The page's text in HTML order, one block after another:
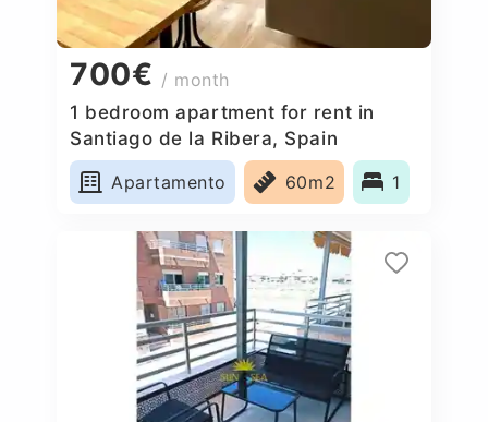
700€ / month
1 bedroom apartment for rent in
Santiago de la Ribera, Spain
Apartamento
60m2 1